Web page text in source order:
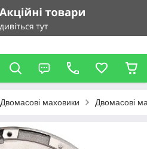
Двомасові маховики Двомасові